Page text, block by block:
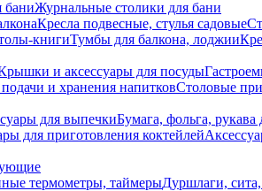
баниЖурнальные столики для бани
Кресла подвесные, стулья садовые
книгиТумбы для балкона, лоджии
и аксессуары для посуды
и хранения напитковСтоловые
для выпечкиБумага, фольга, рукава
для приготовления коктейлей
термометры, таймерыДуршлаги,